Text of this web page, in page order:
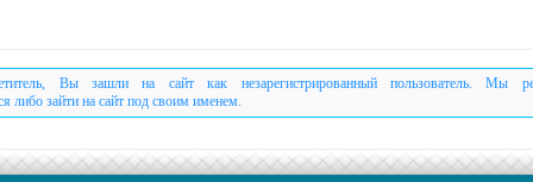
Вы зашли на сайт как незарегистрированный пользователь. Мы
либо зайти на сайт под своим именем.